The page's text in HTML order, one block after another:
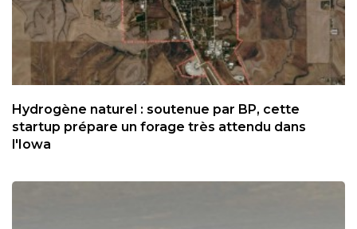
Hydrogène naturel : soutenue par BP, cette
startup prépare un forage très attendu dans
l'Iowa